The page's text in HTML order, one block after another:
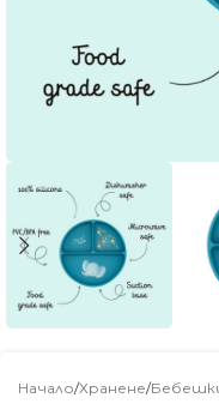
Начало/Хранене/